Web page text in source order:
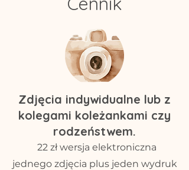
Zdjęcia indywidualne lub z
kolegami koleżankami czy
rodzeństwem.
22 zł wersja elektroniczna
jednego zdjęcia plus jeden wydruk